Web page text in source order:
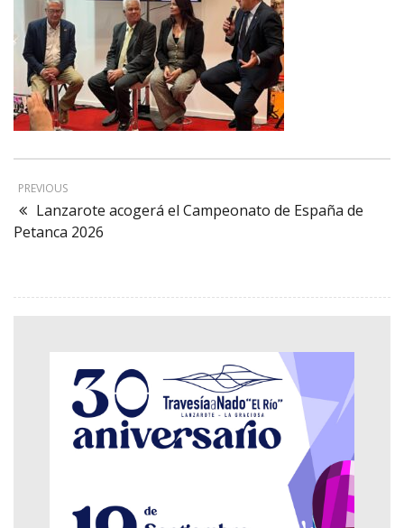
PREVIOUS
Lanzarote acogerá el Campeonato de España de
Petanca 2026